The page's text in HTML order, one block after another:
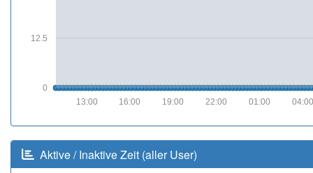
0
12.5
01:00
22:00
19:00
16:00
13:00
Aktive / Inaktive Zeit (aller User)